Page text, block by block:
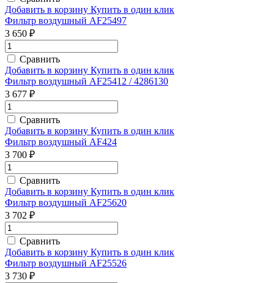
Добавить в корзину Купить в один клик
Фильтр воздушный AF25497
3 650 ₽
Сравнить
Добавить в корзину Купить в один клик
Фильтр воздушный AF25412 / 4286130
3 677 ₽
Сравнить
Добавить в корзину Купить в один клик
Фильтр воздушный AF424
3 700 ₽
Сравнить
Добавить в корзину Купить в один клик
Фильтр воздушный AF25620
3 702 ₽
Сравнить
Добавить в корзину Купить в один клик
Фильтр воздушный AF25526
3 730 ₽